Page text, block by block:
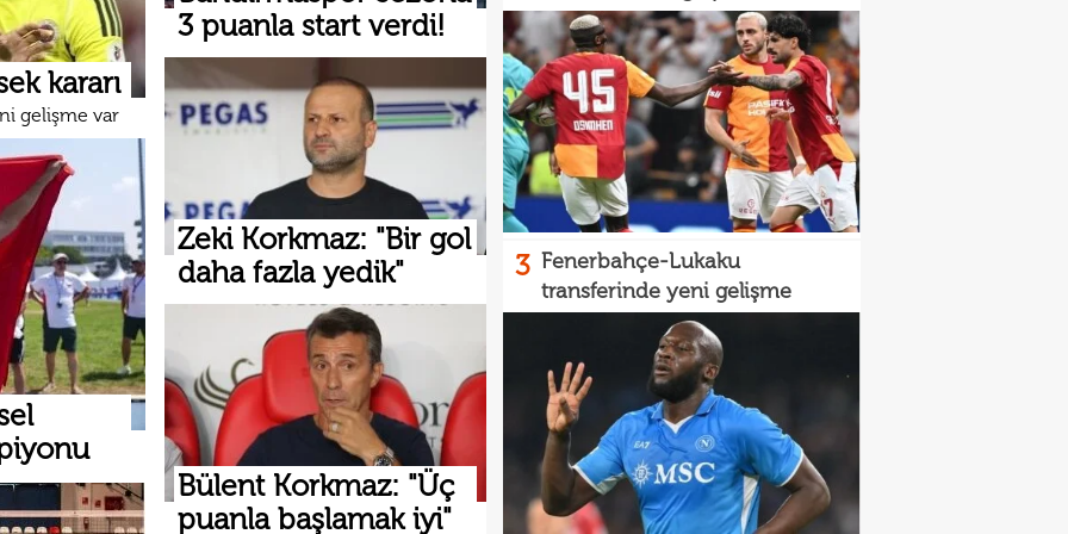
kararı
gelişme var
3 puanla start verdi!
Zeki Korkmaz: "Bir gol
daha fazla yedik"
Bülent Korkmaz: "Üç
puanla başlamak iyi"
3 Fenerbahçe-Lukaku
transferinde yeni gelişme